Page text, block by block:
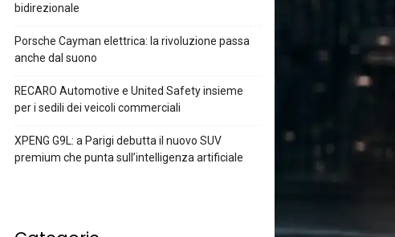
bidirezionale
Porsche Cayman elettrica: la rivoluzione passa
anche dal suono
RECARO Automotive e United Safety insieme
per i sedili dei veicoli commerciali
XPENG G9L: a Parigi debutta il nuovo SUV
premium che punta sull’intelligenza artificiale